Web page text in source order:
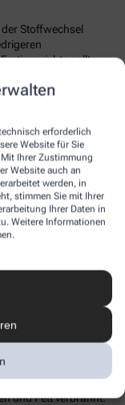
erforderlich
Website für Sie
Ihrer Zustimmung
Website auch an
werden, in
stimmen Sie mit Ihrer
Ihrer Daten in
Weitere Informationen
Stoffwechsel
sollten
Lebensmitteln
(Vorsicht bei
sind nicht nur
auch viel Energie,
an. Proteine
und Milchprodukten
Lebensmittel
aktivieren
und dessen
oder Radfahren
und Fett verbrannt.